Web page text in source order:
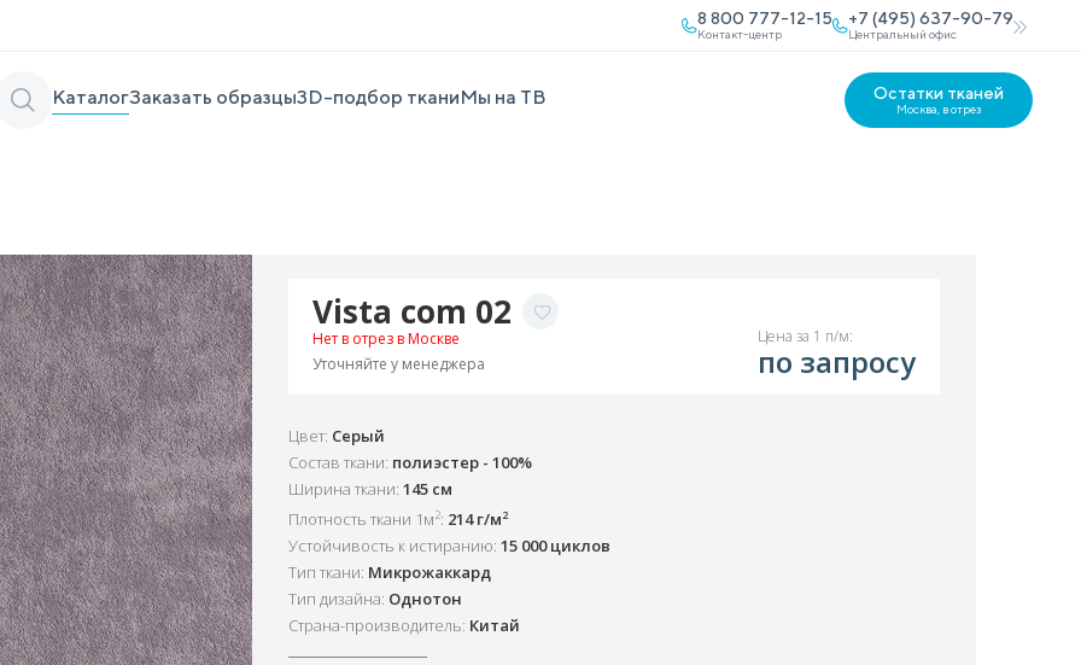
8 800 777-12-15
Контакт-центр
+7 (495) 637-90-79
Центральный офис
КаталогЗаказать образцы3D-подбор тканиМы на ТВ Остатки тканей
Москва, в отрез
Vista com 02
Нет в отрез в Москве
Уточняйте у менеджера
Цена за 1 п/м:
по запросу
Цвет: Серый
Состав ткани: полиэстер - 100%
Ширина ткани: 145 см
Плотность ткани 1м2: 214 г/м2
Устойчивость к истиранию: 15 000 циклов
Тип ткани: Микрожаккард
Тип дизайна: Однотон
Страна-производитель: Китай